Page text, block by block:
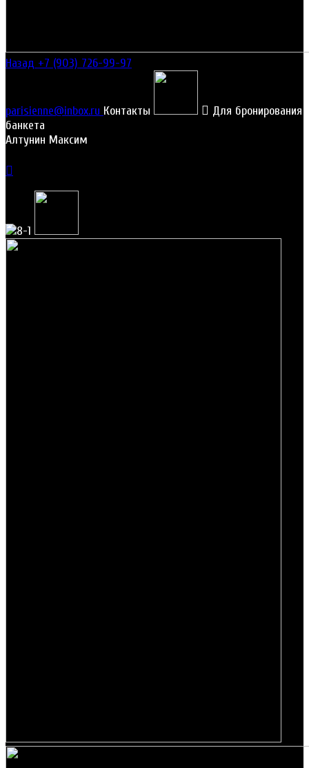
Назад +7 (903) 726-99-97
parisienne@inbox.ru Контакты
Для бронирования
банкета
Алтунин Максим